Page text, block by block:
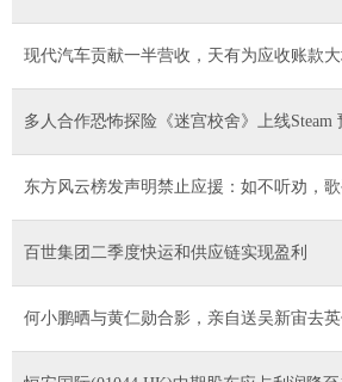
现代汽车贡献一半营收，天有为应收账款
多人合作恐怖探险《迷宫校舍》上线Steam
东方风云榜发声明禁止应援：如不听劝，
百世集团二季度快运和供应链实现盈利
何小鹏晒与黄仁勋合影，亲自送吴新宙去英